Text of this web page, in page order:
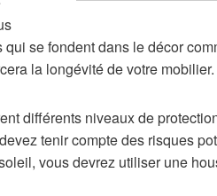
se fondent dans le décor
la longévité de votre mobilier.
différents niveaux de
tenir compte des risques
vous devrez utiliser une